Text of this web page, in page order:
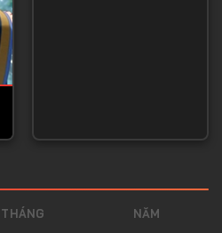
Tập 45
Tập 46
Tập 47
Tập 49
THÁNG NĂM